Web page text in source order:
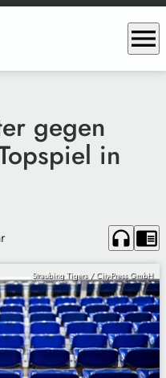
menu
gegen
in
headphones chrome_reader_mode
Straubing Tigers / City-Press GmbH